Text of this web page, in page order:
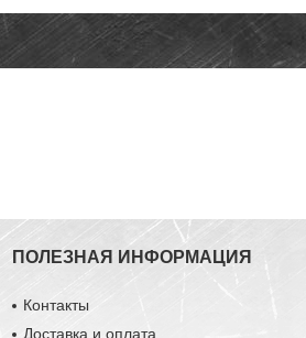
ПОЛЕЗНАЯ ИНФОРМАЦИЯ
Контакты
Доставка и оплата